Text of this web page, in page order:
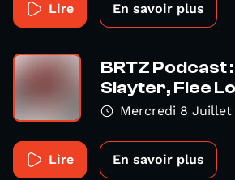
Lire En savoir plus
BRTZ Podcast
Slayter, Flee
Mercredi 8 Juillet
Lire En savoir plus